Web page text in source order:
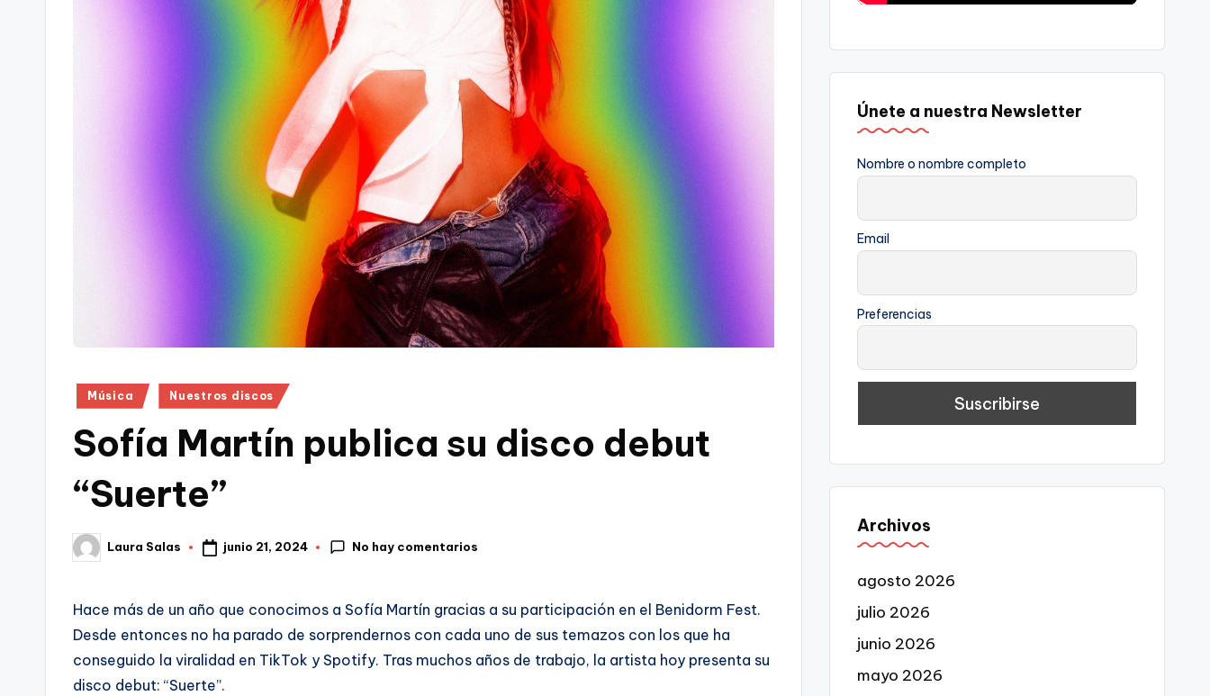
Publicado
Música Nuestros discos
Sofía Martín publica su disco debut
“Suerte”
Publicado
por
Laura Salas junio 21, 2024 No hay comentarios
Hace más de un año que conocimos a Sofía Martín gracias a su participación en el Benidorm Fest.
Desde entonces no ha parado de sorprendernos con cada uno de sus temazos con los que ha
conseguido la viralidad en TikTok y Spotify. Tras muchos años de trabajo, la artista hoy presenta su
disco debut: “Suerte”.
Únete a nuestra Newsletter
Nombre o nombre completo
Email
Preferencias
Archivos
agosto 2026
julio 2026
junio 2026
mayo 2026